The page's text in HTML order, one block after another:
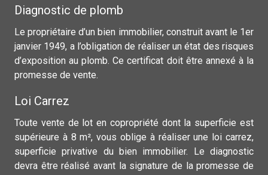
Diagnostic de plomb
Le propriétaire d’un bien immobilier, construit avant le 1er
janvier 1949, a l’obligation de réaliser un état des risques
d’exposition au plomb. Ce certificat doit être annexé à la
promesse de vente.
Loi Carrez
Toute vente de lot en copropriété dont la superficie est
supérieure à 8 m², vous oblige à réaliser une loi carrez,
superficie privative du bien immobilier. Le diagnostic
devra être réalisé avant la signature de la promesse de